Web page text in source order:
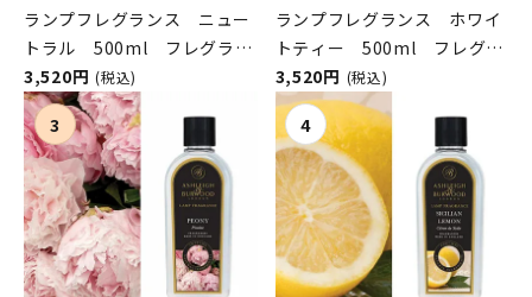
ランプフレグランス ニュー
トラル 500ml フレグラン
スランプ用オイル
ASHLEIGH&BURWOOD（ア
シュレイアンドバーウッド）
3,520円 (税込)
ランプフレグランス ホワイ
トティー 500ml フレグラ
ンスランプ用オイル
ASHLEIGH&BURWOOD（ア
シュレイアンドバーウッド）
3,520円 (税込)